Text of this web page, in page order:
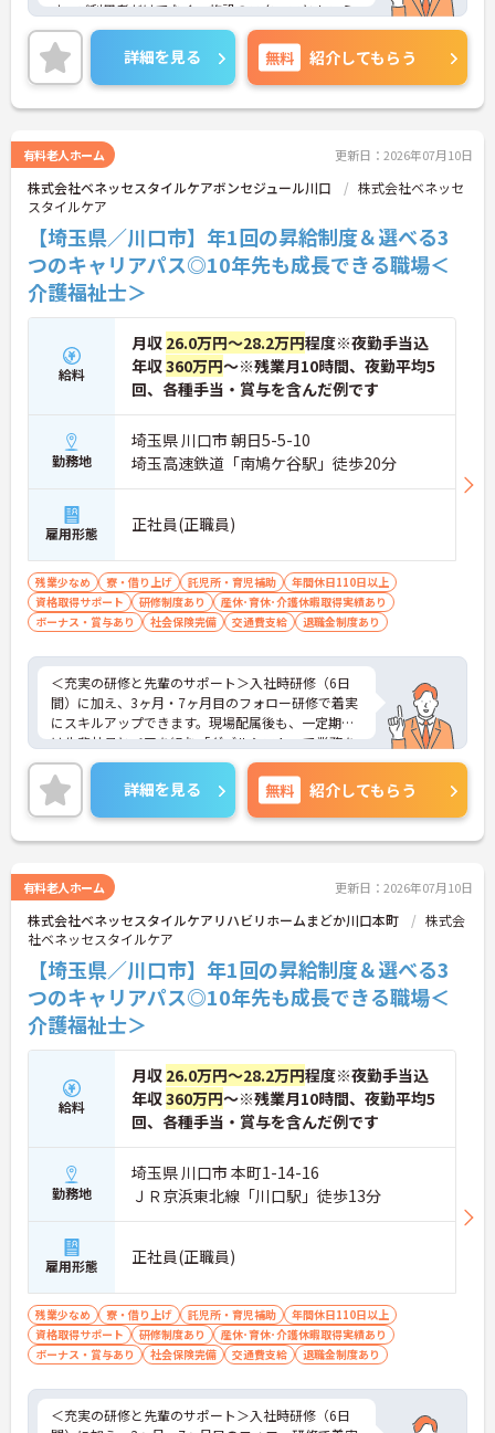
す。ご利用者だけでなく、施設のスタッフともコミ
ュニケーションも円滑にとっていただける方を募集
しています。
年間休日113日もあり、プライベートを大切にしな
がらご勤務いただけます。また、福利厚生が充実し
ています。働きやすい環境が整っており、長くご勤
ご興味のある方には、面接対策ポイントなど、さら
に詳細をお話しいたしますのでお気軽にご相談くだ
さい！
詳細を見る 無料 紹介してもらう
有料老人ホーム 更新日：2026年07月10日
株式会社ベネッセスタイルケアボンセジュール川口
株式会社ベネッセ
スタイルケア
【埼玉県／川口市】年1回の昇給制度＆選べる3
つのキャリアパス◎10年先も成長できる職場＜
介護福祉士＞
給料
月収 26.0万円～28.2万円程度※夜勤手当込
年収360万円～※残業月10時間、夜勤平均5
回、各種手当・賞与を含んだ例です
勤務地
埼玉県 川口市 朝日5-5-10
埼玉高速鉄道「南鳩ケ谷駅」徒歩20分
雇用形態 正社員(正職員)
残業少なめ 寮・借り上げ 託児所・育児補助
年間休日110日以上
資格取得サポート
研修制度あり
産休･育休･介護休暇取得実績あり
ボーナス・賞与あり
社会保険完備 交通費支給 退職金制度あり
＜充実の研修と先輩のサポート＞入社時研修（6日
間）に加え、3ヶ月・7ヶ月目のフォロー研修で着実
にスキルアップできます。現場配属後も、一定期間
は先輩社員とペアを組む「ダブルシフト」で業務を
習得できるので、一人で抱え込むことはありませ
ん。
＜頑張りが給与に直結！専門性を磨いて年収アップ
＞経験やスキルがしっかり給与に反映される仕組み
です。定期昇給に加え、独自の社内専門資格制度
の専門性を認定されると、1資格につき月給＋1万円
（最大4万円）の手当がつきます。キャリアアップす
れば年収UPも目指せるため、高いモチベーションで
働き続けられます。
＜家族も嬉しい！ベネッセグループならではの手厚
い福利厚生＞ご家族も支える制度が満載♪産休・育
休の取得実績も多数あり、ライフステージが変わっ
ても長く安心して働き続けられる環境が整っていま
す。
詳細を見る 無料 紹介してもらう
有料老人ホーム 更新日：2026年07月10日
株式会社ベネッセスタイルケアリハビリホームまどか川口本町
株式会
社ベネッセスタイルケア
【埼玉県／川口市】年1回の昇給制度＆選べる3
つのキャリアパス◎10年先も成長できる職場＜
介護福祉士＞
給料
月収 26.0万円～28.2万円程度※夜勤手当込
年収360万円～※残業月10時間、夜勤平均5
回、各種手当・賞与を含んだ例です
勤務地
埼玉県 川口市 本町1-14-16
ＪＲ京浜東北線「川口駅」徒歩13分
雇用形態 正社員(正職員)
残業少なめ 寮・借り上げ 託児所・育児補助
年間休日110日以上
資格取得サポート
研修制度あり
産休･育休･介護休暇取得実績あり
ボーナス・賞与あり
社会保険完備 交通費支給 退職金制度あり
＜充実の研修と先輩のサポート＞入社時研修（6日